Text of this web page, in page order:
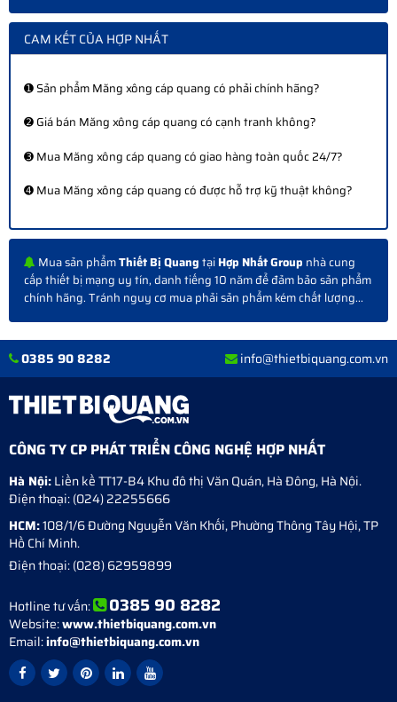
CAM KẾT CỦA HỢP NHẤT
➊ Sản phẩm Măng xông cáp quang có phải chính hãng?
➋ Giá bán Măng xông cáp quang có cạnh tranh không?
➌ Mua Măng xông cáp quang có giao hàng toàn quốc 24/7?
➍ Mua Măng xông cáp quang có được hỗ trợ kỹ thuật không?
Mua sản phẩmThiết Bị QuangtạiHợp Nhất Group nhà cung
cấp thiết bị mạng uy tín, danh tiếng 10 năm để đảm bảo sản phẩm
chính hãng. Tránh nguy cơ mua phải sản phẩm kém chất lượng...
0385 90 8282 info@thietbiquang.com.vn
CÔNG TY CP PHÁT TRIỂN CÔNG NGHỆ HỢP NHẤT
Hà Nội:Liền kề TT17-B4 Khu đô thị Văn Quán,Hà Đông,Hà Nội.
Điện thoại:(024) 22255666
HCM:108/1/6 Đường Nguyễn Văn Khối, Phường Thông Tây Hội, TP
Hồ Chí Minh.
Điện thoại:(028) 62959899
Hotline tư vấn: 0385 90 8282
Website:www.thietbiquang.com.vn
Email:info@thietbiquang.com.vn